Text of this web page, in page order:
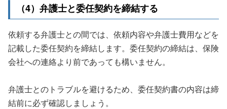
（4）弁護士と委任契約を締結する
依頼する弁護士との間では、依頼内容や弁護士費用などを
記載した委任契約を締結します。委任契約の締結は、保険
会社への連絡より前であっても構いません。
弁護士とのトラブルを避けるため、委任契約書の内容は締
結前に必ず確認しましょう。